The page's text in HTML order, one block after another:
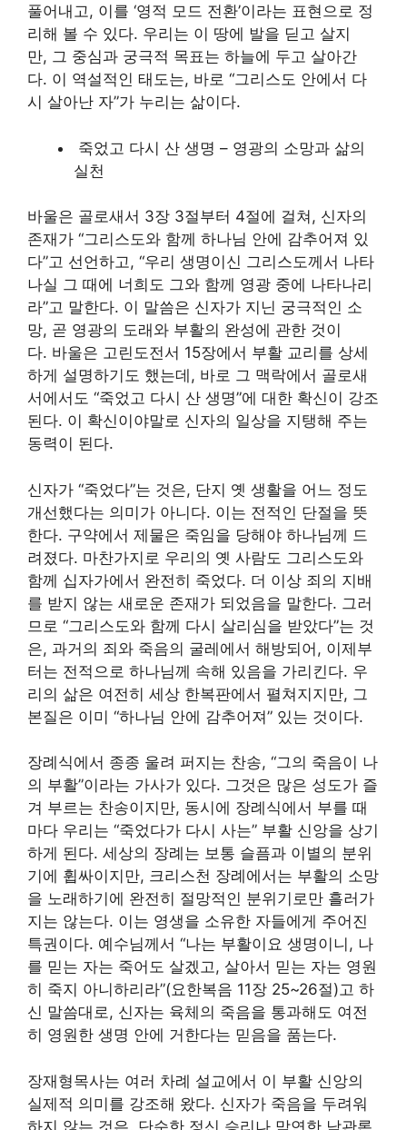
풀어내고, 이를 ‘영적 모드 전환’이라는 표현으로 정
리해 볼 수 있다. 우리는 이 땅에 발을 딛고 살지
만, 그 중심과 궁극적 목표는 하늘에 두고 살아간
다. 이 역설적인 태도는, 바로 “그리스도 안에서 다
시 살아난 자”가 누리는 삶이다.
죽었고 다시 산 생명 – 영광의 소망과 삶의
실천
바울은 골로새서 3장 3절부터 4절에 걸쳐, 신자의
존재가 “그리스도와 함께 하나님 안에 감추어져 있
다”고 선언하고, “우리 생명이신 그리스도께서 나타
나실 그 때에 너희도 그와 함께 영광 중에 나타나리
라”고 말한다. 이 말씀은 신자가 지닌 궁극적인 소
망, 곧 영광의 도래와 부활의 완성에 관한 것이
다. 바울은 고린도전서 15장에서 부활 교리를 상세
하게 설명하기도 했는데, 바로 그 맥락에서 골로새
서에서도 “죽었고 다시 산 생명”에 대한 확신이 강조
된다. 이 확신이야말로 신자의 일상을 지탱해 주는
동력이 된다.
신자가 “죽었다”는 것은, 단지 옛 생활을 어느 정도
개선했다는 의미가 아니다. 이는 전적인 단절을 뜻
한다. 구약에서 제물은 죽임을 당해야 하나님께 드
려졌다. 마찬가지로 우리의 옛 사람도 그리스도와
함께 십자가에서 완전히 죽었다. 더 이상 죄의 지배
를 받지 않는 새로운 존재가 되었음을 말한다. 그러
므로 “그리스도와 함께 다시 살리심을 받았다”는 것
은, 과거의 죄와 죽음의 굴레에서 해방되어, 이제부
터는 전적으로 하나님께 속해 있음을 가리킨다. 우
리의 삶은 여전히 세상 한복판에서 펼쳐지지만, 그
본질은 이미 “하나님 안에 감추어져” 있는 것이다.
장례식에서 종종 울려 퍼지는 찬송, “그의 죽음이 나
의 부활”이라는 가사가 있다. 그것은 많은 성도가 즐
겨 부르는 찬송이지만, 동시에 장례식에서 부를 때
마다 우리는 “죽었다가 다시 사는” 부활 신앙을 상기
하게 된다. 세상의 장례는 보통 슬픔과 이별의 분위
기에 휩싸이지만, 크리스천 장례에서는 부활의 소망
을 노래하기에 완전히 절망적인 분위기로만 흘러가
지는 않는다. 이는 영생을 소유한 자들에게 주어진
특권이다. 예수님께서 “나는 부활이요 생명이니, 나
를 믿는 자는 죽어도 살겠고, 살아서 믿는 자는 영원
히 죽지 아니하리라”(요한복음 11장 25~26절)고 하
신 말씀대로, 신자는 육체의 죽음을 통과해도 여전
히 영원한 생명 안에 거한다는 믿음을 품는다.
장재형목사는 여러 차례 설교에서 이 부활 신앙의
실제적 의미를 강조해 왔다. 신자가 죽음을 두려워
하지 않는 것은, 단순한 정신 승리나 막연한 낙관론